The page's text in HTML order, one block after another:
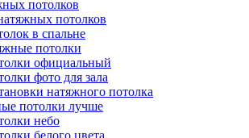
потолков
потолков
в спальне
потолки
официальный
фото для зала
натяжного потолка
потолки лучше
небо
белого цвета